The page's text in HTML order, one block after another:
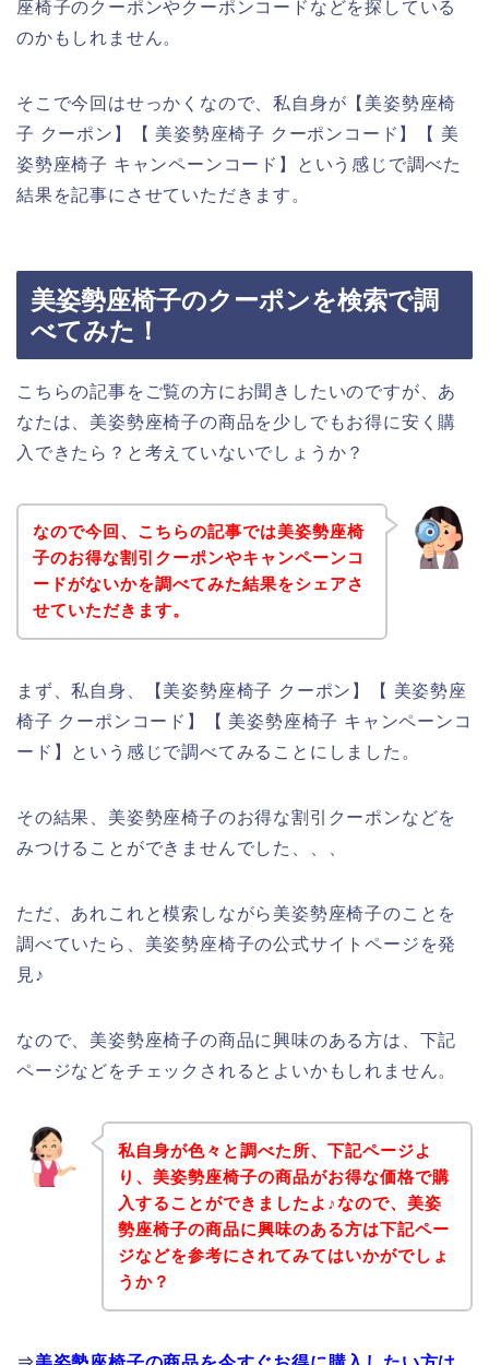
座椅子のクーポンやクーポンコードなどを探している
のかもしれません。
そこで今回はせっかくなので、私自身が【美姿勢座椅
子 クーポン】【 美姿勢座椅子 クーポンコード】【 美
姿勢座椅子 キャンペーンコード】という感じで調べた
結果を記事にさせていただきます。
美姿勢座椅子のクーポンを検索で調
べてみた！
こちらの記事をご覧の方にお聞きしたいのですが、あ
なたは、美姿勢座椅子の商品を少しでもお得に安く購
入できたら？と考えていないでしょうか？
なので今回、こちらの記事では美姿勢座椅
子のお得な割引クーポンやキャンペーンコ
ードがないかを調べてみた結果をシェアさ
せていただきます。
まず、私自身、【美姿勢座椅子 クーポン】【 美姿勢座
椅子 クーポンコード】【 美姿勢座椅子 キャンペーンコ
ード】という感じで調べてみることにしました。
その結果、美姿勢座椅子のお得な割引クーポンなどを
みつけることができませんでした、、、
ただ、あれこれと模索しながら美姿勢座椅子のことを
調べていたら、美姿勢座椅子の公式サイトページを発
見♪
なので、美姿勢座椅子の商品に興味のある方は、下記
ページなどをチェックされるとよいかもしれません。
私自身が色々と調べた所、下記ページよ
り、美姿勢座椅子の商品がお得な価格で購
入することができましたよ♪なので、美姿
勢座椅子の商品に興味のある方は下記ペー
ジなどを参考にされてみてはいかがでしょ
うか？